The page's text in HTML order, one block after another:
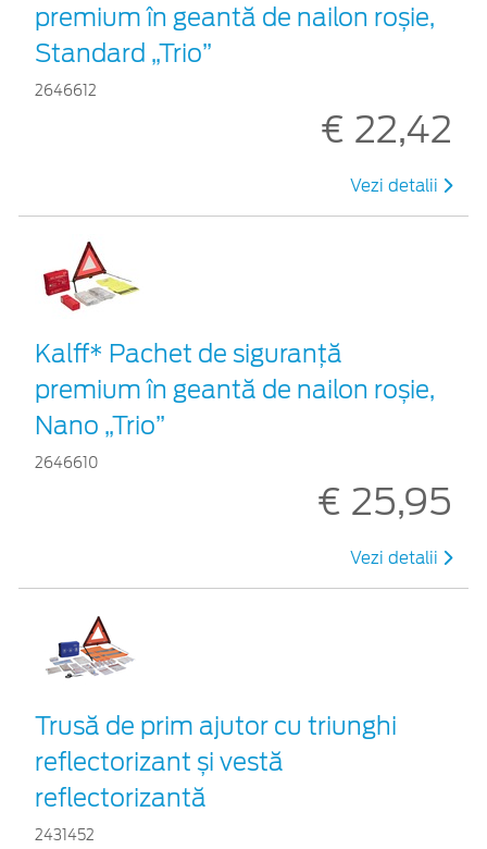
premium în geantă de nailon roșie,
Standard „Trio”
2646612
€ 22,42
Vezi detalii
Kalff* Pachet de siguranţă
premium în geantă de nailon roșie,
Nano „Trio”
2646610
€ 25,95
Vezi detalii
Trusă de prim ajutor cu triunghi
reflectorizant și vestă
reflectorizantă
2431452